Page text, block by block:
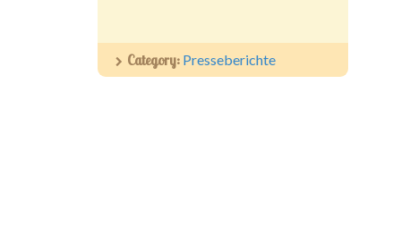
Category: Presseberichte